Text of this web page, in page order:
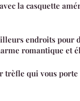
la casquette
endroits pour
romantique et
qui vous porte